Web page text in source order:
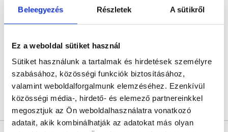
Beleegyezés Részletek A sütikről
Ez a weboldal sütiket használ
Sütiket használunk a tartalmak és hirdetések személyre
szabásához, közösségi funkciók biztosításához,
valamint weboldalforgalmunk elemzéséhez. Ezenkívül
közösségi média-, hirdető- és elemező partnereinkkel
megosztjuk az Ön weboldalhasználatra vonatkozó
adatait, akik kombinálhatják az adatokat más olyan
Bőrgyógyász
Budapest, XIII. kerület, Váci út 37. 1. emelet
Sajnáljuk, jelenleg nincs szabad időpont!
* Szakorvos jelölt (rezidens): általános orvosi oklevéllel rendelkező